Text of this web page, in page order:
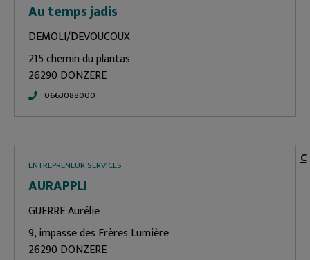
C
Au temps jadis
DEMOLI/DEVOUCOUX
215 chemin du plantas
26290 DONZERE
0663088000
ENTREPRENEUR SERVICES
AURAPPLI
GUERRE Aurélie
9, impasse des Frères Lumière
26290 DONZERE